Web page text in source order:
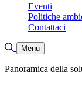
Eventi
Politiche
Contattaci
Attiva/disattiva
Menu
Panoramica della